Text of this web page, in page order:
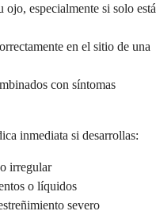
especialmente si solo está
en el sitio de una
con síntomas
inmediata si desarrollas:
irregular
o líquidos
severo